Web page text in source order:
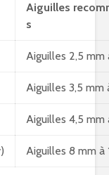
Aiguilles
s
Aiguilles 2,5 mm
Aiguilles 3,5 mm
Aiguilles 4,5 mm
Aiguilles 8 mm à